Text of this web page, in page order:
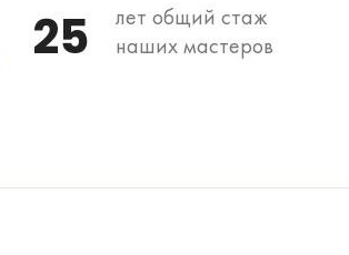
25
лет общий стаж
наших мастеров